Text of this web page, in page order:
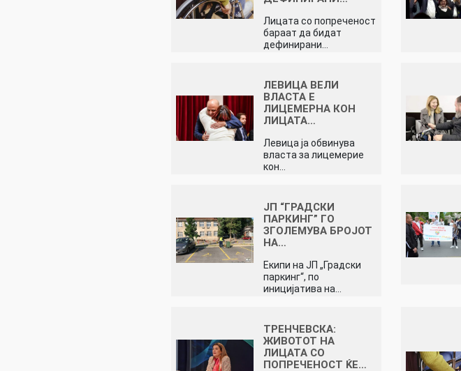
Лицата со попреченост
бараат да бидат
дефинирани…
ЛЕВИЦА ВЕЛИ
ВЛАСТА Е
ЛИЦЕМЕРНА КОН
ЛИЦАТА…
Левица ја обвинува
власта за лицемерие
кон…
ЈП “ГРАДСКИ
ПАРКИНГ” ГО
ЗГОЛЕМУВА БРОЈОТ
НА…
Екипи на ЈП „Градски
паркинг“, по
иницијатива на…
ТРЕНЧЕВСКА:
ЖИВОТОТ НА
ЛИЦАТА СО
ПОПРЕЧЕНОСТ ЌЕ…